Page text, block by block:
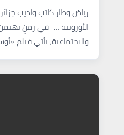
رياض وطار كاتب واديب
الأوروبية …_في زمنٍ
والاجتماعية، يأتي فيلم